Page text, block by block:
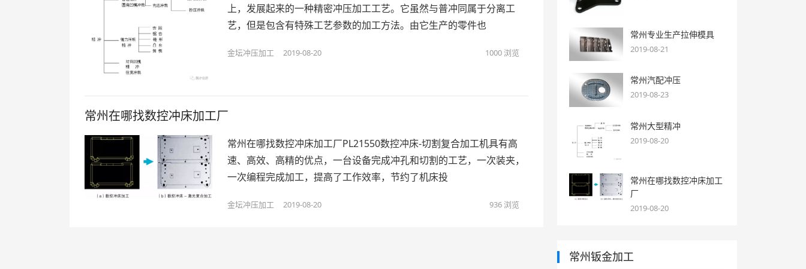
上，发展起来的一种精密冲压加工工艺。它虽然与普冲同属于分离工
艺，但是包含有特殊工艺参数的加工方法。由它生产的零件也
金坛冲压加工 2019-08-20 1000浏览
常州在哪找数控冲床加工厂
常州在哪找数控冲床加工厂PL21550数控冲床-切割复合加工机具有高
速、高效、高精的优点，一台设备完成冲孔和切割的工艺，一次装夹，
一次编程完成加工，提高了工作效率，节约了机床投
金坛冲压加工 2019-08-20 936浏览
常州专业生产拉伸模具
2019-08-21
常州汽配冲压
2019-08-23
常州大型精冲
2019-08-20
常州在哪找数控冲床加工
厂
2019-08-20
常州钣金加工